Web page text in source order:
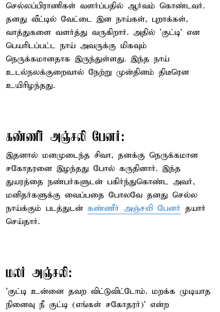
செல்லப்பிராணிகள் வளர்ப்பதில் ஆர்வம் கொண்டவர்.
தனது வீட்டில் வேட்டை இன நாய்கள், புறாக்கள்,
வாத்துகளை வளர்த்து வருகிறார். அதில் 'குட்டி' என
பெயரிடப்பட்ட நாய் அவருக்கு மிகவும்
நெருக்கமானதாக இருந்துள்ளது. இந்த நாய்
உடல்நலக்குறைவால் நேற்று முன்தினம் திடீரென
உயிரிழந்தது.
கண்ணீர் அஞ்சலி பேனர்:
இதனால் மனமுடைந்த சிவா, தனக்கு நெருக்கமான
சகோதரனை இழந்தது போல் கருதினார். இந்த
துயரத்தை நண்பர்களுடன் பகிர்ந்துகொண்ட அவர்,
மனிதர்களுக்கு வைப்பதை போலவே தனது செல்ல
நாய்க்கும் படத்துடன் கண்ணீர் அஞ்சலி பேனர் தயார்
செய்தார்.
மலர் அஞ்சலி:
'குட்டி உன்னை தவற விட்டுவிட்டோம். மறக்க முடியாத
நினைவு நீ குட்டி (எங்கள் சகோதரர்)' என்ற